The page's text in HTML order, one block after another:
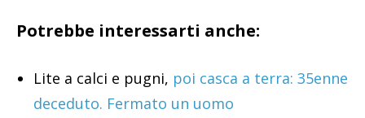
Potrebbe interessarti anche:
Lite a calci e pugni, poi casca a terra: 35enne
deceduto. Fermato un uomo